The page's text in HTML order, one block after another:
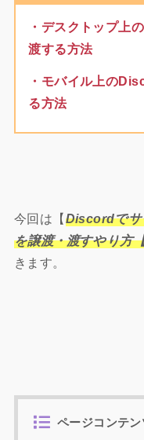
・デスクトップ上
渡する方法
・モバイル上の
る方法
今回は【 Discordでサ
を譲渡・渡すやり方
きます。
ページコンテン